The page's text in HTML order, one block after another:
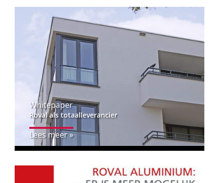
Whitepaper
Roval als totaalleverancier
Lees meer »